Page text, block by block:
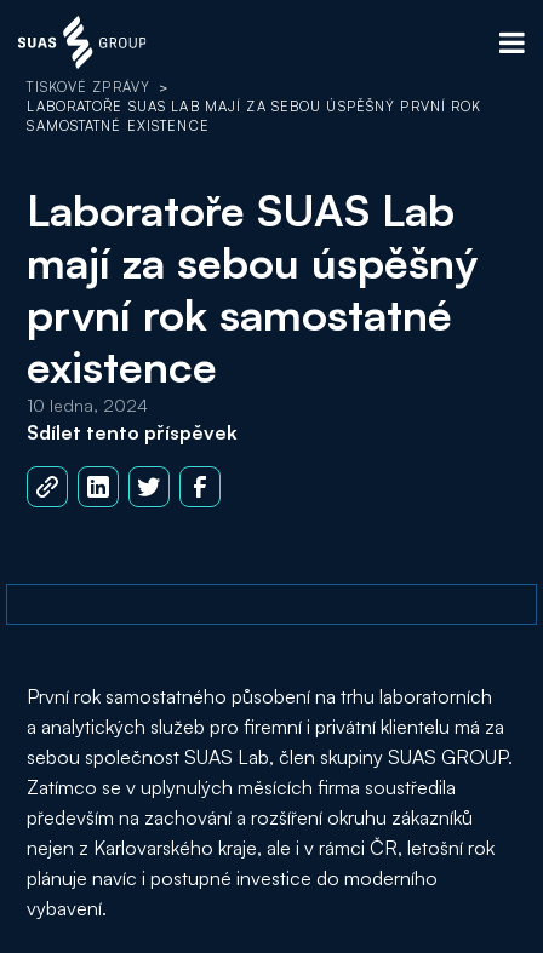
TISKOVÉ ZPRÁVY >
LABORATOŘE SUAS LAB MAJÍ ZA SEBOU ÚSPĚŠNÝ PRVNÍ ROK
SAMOSTATNÉ EXISTENCE
Laboratoře SUAS Lab
mají za sebou úspěšný
první rok samostatné
existence
10 ledna, 2024
Sdílet tento příspěvek
První rok samostatného působení na trhu laboratorních
a analytických služeb pro firemní i privátní klientelu má za
sebou společnost SUAS Lab, člen skupiny SUAS GROUP.
Zatímco se v uplynulých měsících firma soustředila
především na zachování a rozšíření okruhu zákazníků
nejen z Karlovarského kraje, ale i v rámci ČR, letošní rok
plánuje navíc i postupné investice do moderního
vybavení.